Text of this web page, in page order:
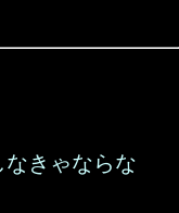
きゃならな